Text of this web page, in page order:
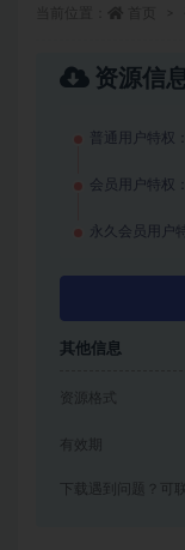
资源信
普通用户特权：
会员用户特权：
永久会员用户
其他信息
资源格式
有效期
下载遇到问题？可